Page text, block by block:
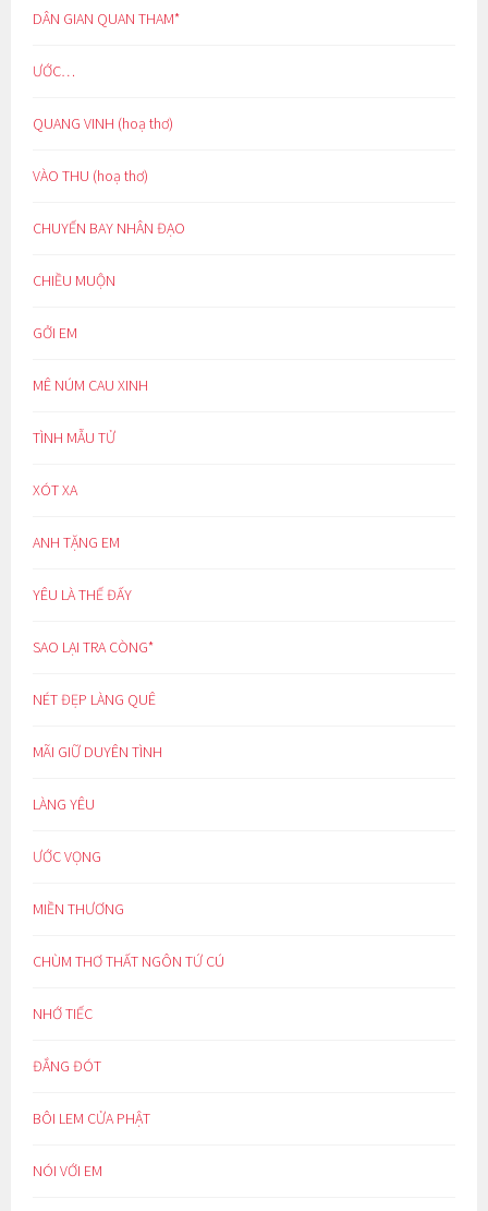
DÂN GIAN QUAN THAM*
ƯỚC…
QUANG VINH (hoạ thơ)
VÀO THU (hoạ thơ)
CHUYẾN BAY NHÂN ĐẠO
CHIỀU MUỘN
GỞI EM
MÊ NÚM CAU XINH
TÌNH MẪU TỬ
XÓT XA
ANH TẶNG EM
YÊU LÀ THẾ ĐẤY
SAO LẠI TRA CÒNG*
NÉT ĐẸP LÀNG QUÊ
MÃI GIỮ DUYÊN TÌNH
LÀNG YÊU
ƯỚC VỌNG
MIỀN THƯƠNG
CHÙM THƠ THẤT NGÔN TỨ CÚ
NHỚ TIẾC
ĐẮNG ĐÓT
BÔI LEM CỬA PHẬT
NÓI VỚI EM